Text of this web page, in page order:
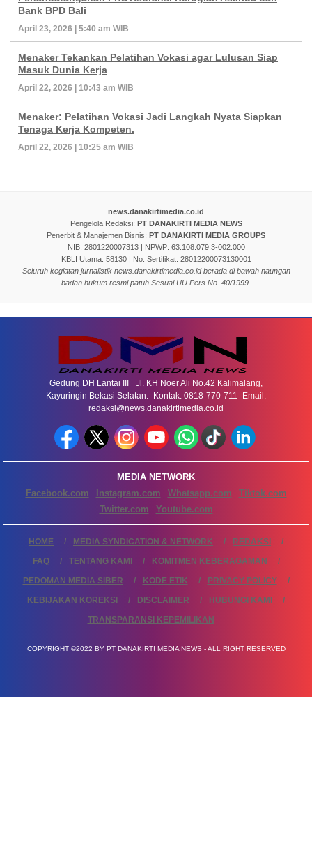
Bank BPD Bali
April 23, 2026 | 5:40 am WIB
Menaker Tekankan Pelatihan Vokasi agar Lulusan Siap
Masuk Dunia Kerja
April 22, 2026 | 10:43 am WIB
Menaker: Pelatihan Vokasi Jadi Langkah Nyata Siapkan
Tenaga Kerja Kompeten.
April 22, 2026 | 10:25 am WIB
news.danakirtimedia.co.id
Pengelola Redaksi: PT DANAKIRTI MEDIA NEWS
Penerbit & Manajemen Bisnis: PT DANAKIRTI MEDIA GROUPS
NIB: 2801220007313 | NPWP: 63.108.079.3-002.000
KBLI Utama: 58130 | No. Sertifikat: 28012200073130001
Seluruh kegiatan jurnalistik news.danakirtimedia.co.id berada di bawah naungan
badan hukum resmi patuh Sesuai UU Pers No. 40/1999.
Gedung DH Lantai III Jl. KH Noer Ali No.42 Kalimalang,
Kayuringin Bekasi Selatan. Kontak: 0818-770-711 Email:
redaksi@news.danakirtimedia.co.id
MEDIA NETWORK
Facebook.com
Instagram.com Whatsapp.com
Tiktok.com
Twitter.com
Youtube.com
HOME MEDIA SYNDICATION & NETWORK
REDAKSI
FAQ
TENTANG KAMI
KOMITMEN KEBERAGAMAN
PEDOMAN MEDIA SIBER
KODE ETIK
PRIVACY POLICY
KEBIJAKAN KOREKSI
DISCLAIMER
HUBUNGI KAMI
TRANSPARANSI KEPEMILIKAN
COPYRIGHT ©2022 BY PT DANAKIRTI MEDIA NEWS - ALL RIGHT RESERVED